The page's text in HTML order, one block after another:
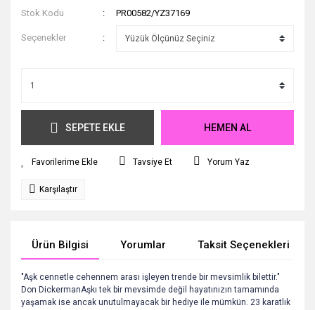
Stok Kodu
PR00582/YZ37169
Seçenekler
SEPETE EKLE HEMEN AL
Tavsiye Et Yorum Yaz
Karşılaştır
Ürün Bilgisi Yorumlar Taksit Seçenekleri
"Aşk cennetle cehennem arası işleyen trende bir mevsimlik bilettir."
Don DickermanAşkı tek bir mevsimde değil hayatınızın tamamında
yaşamak ise ancak unutulmayacak bir hediye ile mümkün. 23 karatlık